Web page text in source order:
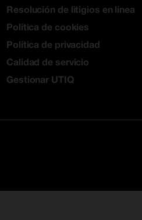
Resolución de litigios en línea
Política de cookies
Política de privacidad
Calidad de servicio
Gestionar UTIQ